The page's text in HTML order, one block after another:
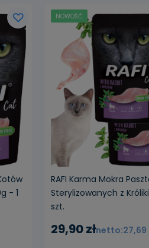
- 1
RAFI Karma Mokra
Sterylizowanych z
szt.
29,90 zł 27,69
NOWOŚĆ